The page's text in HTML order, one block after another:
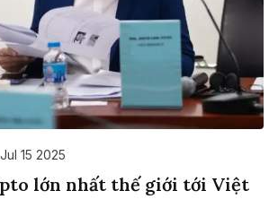
Jul 15 2025
lớn nhất thế giới tới Việt